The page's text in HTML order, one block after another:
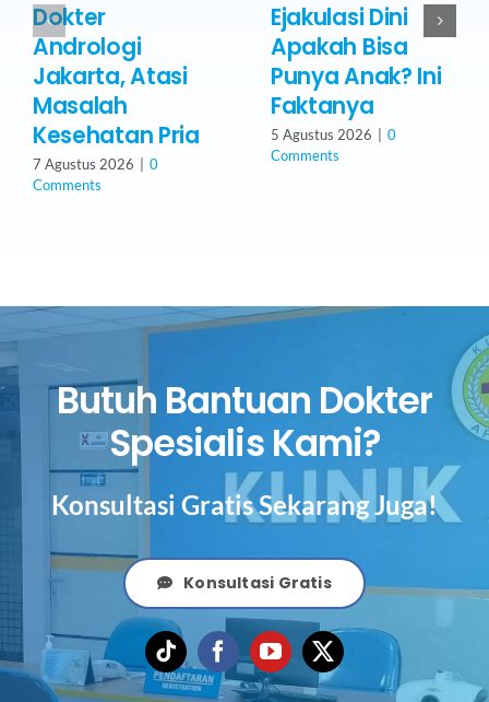
Dokter
Andrologi
Jakarta, Atasi
Masalah
Kesehatan Pria
7 Agustus 2026 | 0
Comments
Ejakulasi Dini
Apakah Bisa
Punya Anak? Ini
Faktanya
5 Agustus 2026 | 0
Comments
Butuh Bantuan Dokter
Spesialis Kami?
Konsultasi Gratis Sekarang Juga!
Konsultasi Gratis